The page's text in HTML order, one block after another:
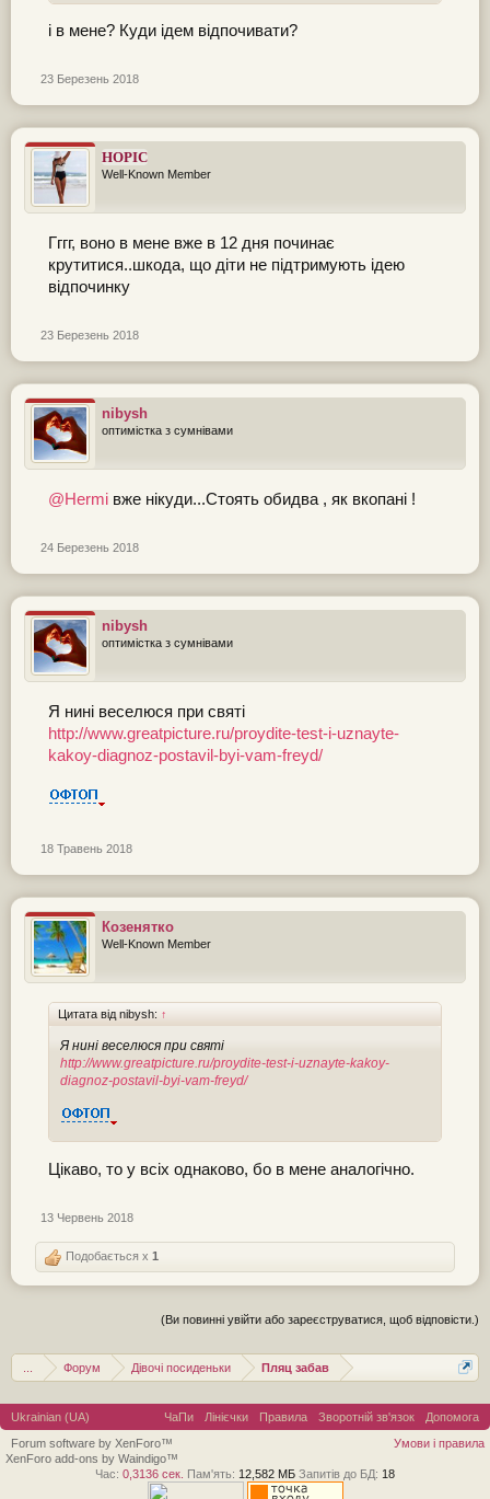
і в мене? Куди ідем відпочивати?
23 Березень 2018
HOPIC
Well-Known Member
Гггг, воно в мене вже в 12 дня починає
крутитися..шкода, що діти не підтримують ідею
відпочинку
23 Березень 2018
nibysh
оптимістка з сумнівами
@Hermi вже нікуди...Стоять обидва , як вкопані !
24 Березень 2018
nibysh
оптимістка з сумнівами
Я нині веселюся при святі
http://www.greatpicture.ru/proydite-test-i-uznayte-
kakoy-diagnoz-postavil-byi-vam-freyd/
18 Травень 2018
Козенятко
Well-Known Member
Цитата від nibysh: ↑
Я нині веселюся при святі
http://www.greatpicture.ru/proydite-test-i-uznayte-kakoy-
diagnoz-postavil-byi-vam-freyd/
Цікаво, то у всіх однаково, бо в мене аналогічно.
13 Червень 2018
Подобається x 1
(Ви повинні увійти або зареєструватися, щоб відповісти.)
Форум Дівочі посиденьки Пляц забав
Ukrainian (UA) ЧаПи Лінієчки Правила Зворотній зв'язок
Допомога
Умови і правила
Forum software by XenForo™
XenForo add-ons by Waindigo™
Час: 0,3136 сек. Пам'ять: 12,582 МБ Запитів до БД: 18